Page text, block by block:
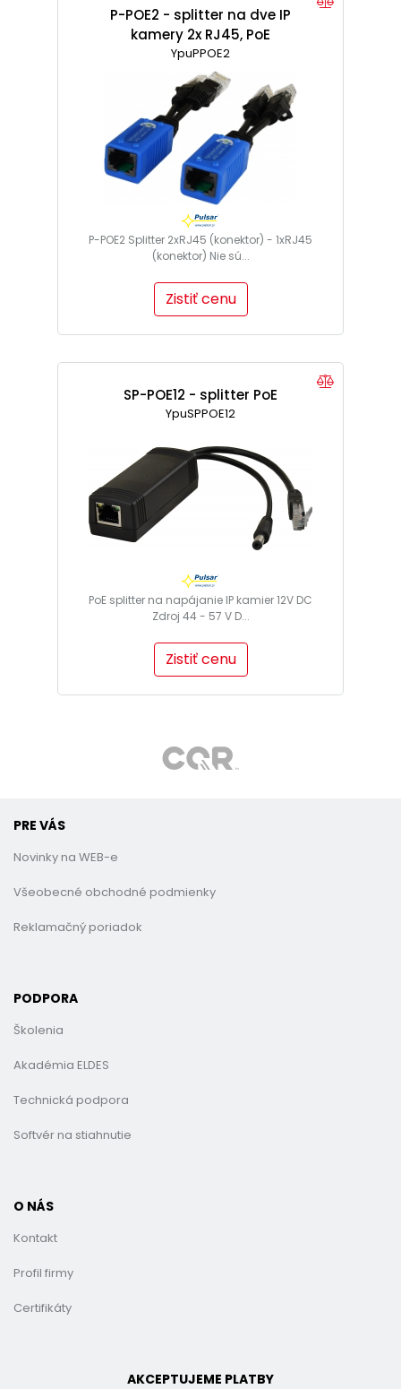
P-POE2 - splitter na dve IP
kamery 2x RJ45, PoE
YpuPPOE2
P-POE2 Splitter 2xRJ45 (konektor) - 1xRJ45
(konektor) Nie sú...
Zistiť cenu
SP-POE12 - splitter PoE
YpuSPPOE12
PoE splitter na napájanie IP kamier 12V DC
Zdroj 44 - 57 V D...
Zistiť cenu
PRE VÁS
Novinky na WEB-e
Všeobecné obchodné podmienky
Reklamačný poriadok
PODPORA
Školenia
Akadémia ELDES
Technická podpora
Softvér na stiahnutie
O NÁS
Kontakt
Profil firmy
Certifikáty
AKCEPTUJEME PLATBY